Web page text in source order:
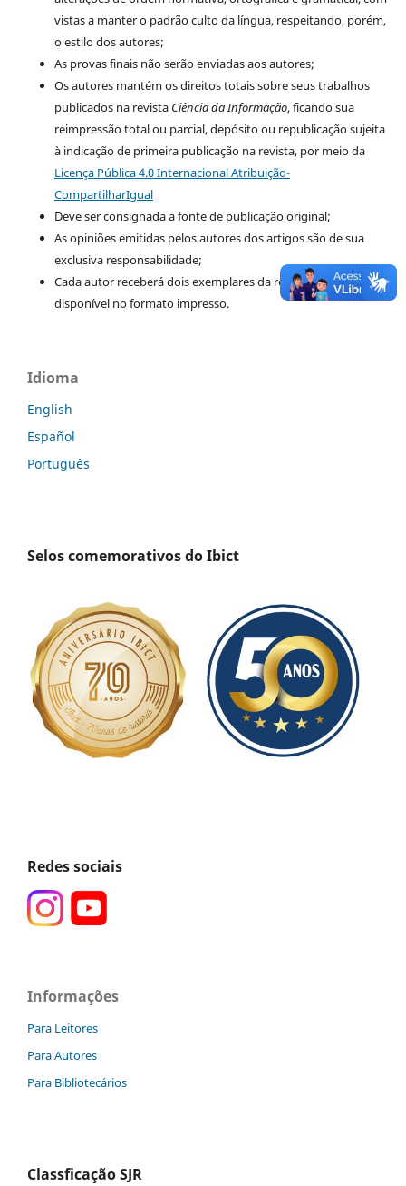
vistas a manter o padrão culto da língua, respeitando, porém,
o estilo dos autores;
As provas finais não serão enviadas aos autores;
Os autores mantém os direitos totais sobre seus trabalhos
publicados na revista Ciência da Informação, ficando sua
reimpressão total ou parcial, depósito ou republicação sujeita
à indicação de primeira publicação na revista, por meio da
Licença Pública 4.0 Internacional Atribuição-
CompartilharIgual
Deve ser consignada a fonte de publicação original;
As opiniões emitidas pelos autores dos artigos são de sua
exclusiva responsabilidade;
Cada autor receberá dois exemplares da revista, caso esteja
disponível no formato impresso.
Idioma
English
Español
Português
Selos comemorativos do Ibict
Redes sociais
Informações
Para Leitores
Para Autores
Para Bibliotecários
Classficação SJR